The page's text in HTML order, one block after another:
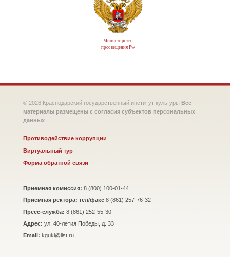
Министерство
просвещения РФ
© 2026 Краснодарский государственный институт культуры Все
материалы размещены с согласия субъектов персональных
данных
Противодействие коррупции
Виртуальный тур
Форма обратной связи
Приемная комиссия: 8 (800) 100-01-44
Приемная ректора: тел/факс 8 (861) 257-76-32
Пресс-служба: 8 (861) 252-55-30
Адрес: ул. 40-летия Победы, д. 33
Email: kguki@list.ru